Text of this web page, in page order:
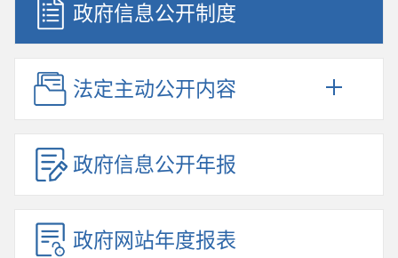
政府信息公开制度
法定主动公开内容
政府信息公开年报
政府网站年度报表